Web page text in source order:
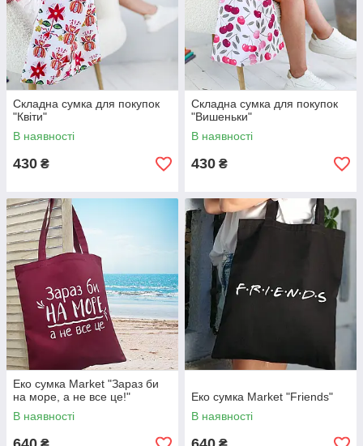
Складна сумка для покупок
"Квіти"
В наявності
430 ₴
Складна сумка для покупок
"Вишеньки"
В наявності
430 ₴
Еко сумка Market "Зараз би
на море, а не все це!"
В наявності
Еко сумка Market "Friends"
В наявності